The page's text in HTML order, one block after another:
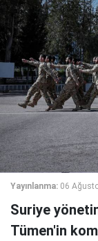
Yayınlanma: 06
Suriye
Tümen'in